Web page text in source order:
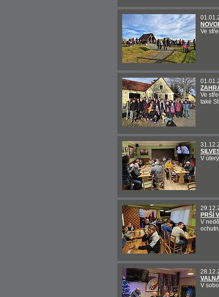
Ve
Ve
také
V
PRŠÍ
V
V